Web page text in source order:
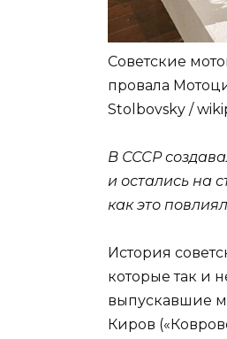
Советские
провала
Stolbovsky /
В СССР
и остались на
как это
История
которые так и
выпускавшие
Киров